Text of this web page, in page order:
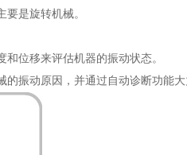
是旋转机械。
位移来评估机器的振动状态。
振动原因，并通过自动诊断功能大